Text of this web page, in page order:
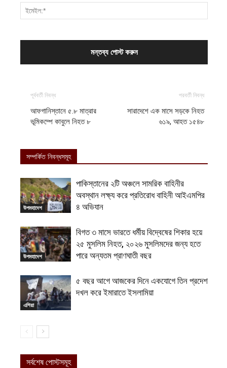
পূর্ববর্তী নিবন্ধ
আফগানিস্তানে ৫.৮ মাত্রার
ভূমিকম্পে কাবুলে নিহত ৮
পরবর্তী নিবন্ধ
সারাদেশে এক মাসে সড়কে নিহত
৬১৯, আহত ১৫৪৮
সম্পর্কিত নিবন্ধসমূহ
উপমহাদেশ
পাকিস্তানের ২টি অঞ্চলে সামরিক বাহিনীর
অবস্থান লক্ষ্য করে প্রতিরোধ বাহিনী আইএমপির
৪ অভিযান
উপমহাদেশ
বিগত ৩ মাসে ভারতে ধর্মীয় বিদ্বেষের শিকার হয়ে
২৫ মুসলিম নিহত, ২০২৬ মুসলিমদের জন্য হতে
পারে অন্যতম প্রাণঘাতী বছর
এশিয়া
৫ বছর আগে আজকের দিনে একযোগে তিন প্রদেশ
দখল করে ইমারাতে ইসলামিয়া
সর্বশেষ পোস্টসমূহ